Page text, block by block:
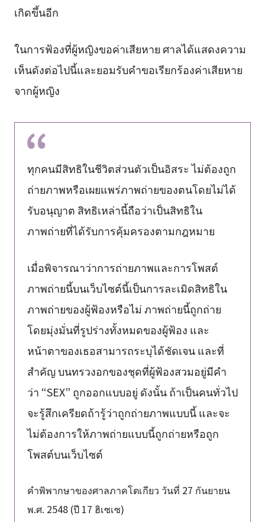
เกิดขึ้นอีก
ในการฟ้องที่ผู้หญิงขอค่าเสียหาย ศาลได้แสดงความ
เห็นดังต่อไปนี้และยอมรับคำขอเรียกร้องค่าเสียหาย
จากผู้หญิง
ทุกคนมีสิทธิในชีวิตส่วนตัวเป็นอิสระ ไม่ต้องถูก
ถ่ายภาพหรือเผยแพร่ภาพถ่ายของตนโดยไม่ได้
รับอนุญาต สิทธิเหล่านี้ถือว่าเป็นสิทธิใน
ภาพถ่ายที่ได้รับการคุ้มครองตามกฎหมาย
เมื่อพิจารณาว่าการถ่ายภาพและการโพสต์
ภาพถ่ายนี้บนเว็บไซต์นี้เป็นการละเมิดสิทธิใน
ภาพถ่ายของผู้ฟ้องหรือไม่ ภาพถ่ายนี้ถูกถ่าย
โดยมุ่งมั่นที่รูปร่างทั้งหมดของผู้ฟ้อง และ
หน้าตาของเธอสามารถระบุได้ชัดเจน และที่
สำคัญ บนทรวงอกของชุดที่ผู้ฟ้องสวมอยู่มีคำ
ว่า “SEX” ถูกออกแบบอยู่ ดังนั้น ถ้าเป็นคนทั่วไป
จะรู้สึกเครียดถ้ารู้ว่าถูกถ่ายภาพแบบนี้ และจะ
ไม่ต้องการให้ภาพถ่ายแบบนี้ถูกถ่ายหรือถูก
โพสต์บนเว็บไซต์
คำพิพากษาของศาลภาคโตเกียว วันที่ 27 กันยายน
พ.ศ. 2548 (ปี 17 ฮิเซเซ)